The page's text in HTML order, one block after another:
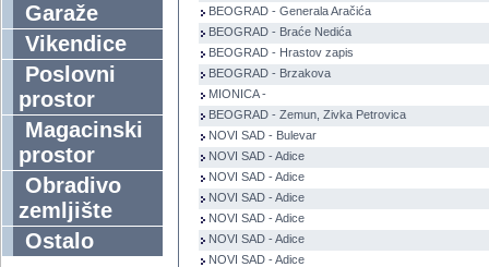
Garaže
Vikendice
Poslovni
prostor
Magacinski
prostor
Obradivo
zemljište
Ostalo
BEOGRAD - Generala Aračića
BEOGRAD - Braće Nedića
BEOGRAD - Hrastov zapis
BEOGRAD - Brzakova
MIONICA -
BEOGRAD - Zemun, Zivka Petrovica
NOVI SAD - Bulevar
NOVI SAD - Adice
NOVI SAD - Adice
NOVI SAD - Adice
NOVI SAD - Adice
NOVI SAD - Adice
NOVI SAD - Adice